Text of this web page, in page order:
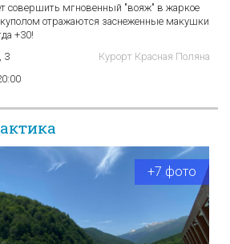
совершить мгновенный "вояж" в жаркое
отражаются заснеженные макушки
+30!
3
Курорт Красная Поляна
+7 фото